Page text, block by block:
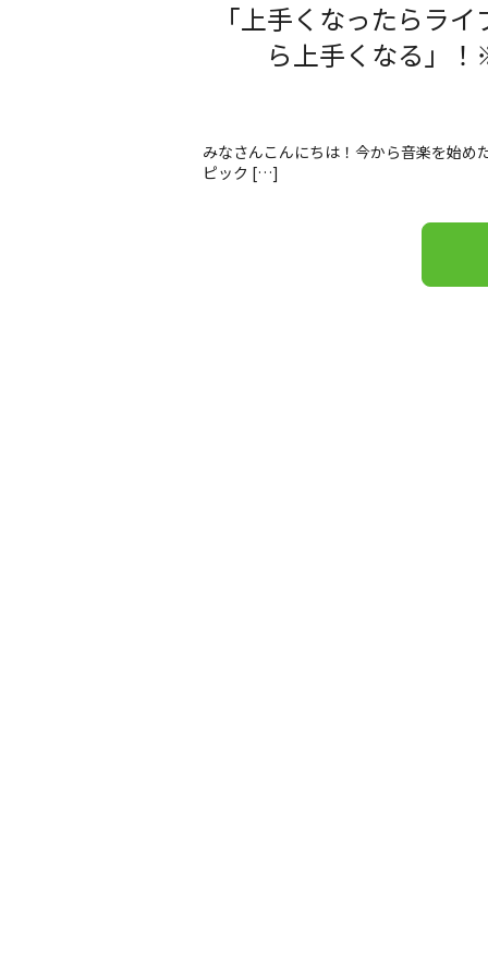
「上手くなったらラ
ら上手くなる」
みなさんこんにちは！今から音楽を始め
ピック […]